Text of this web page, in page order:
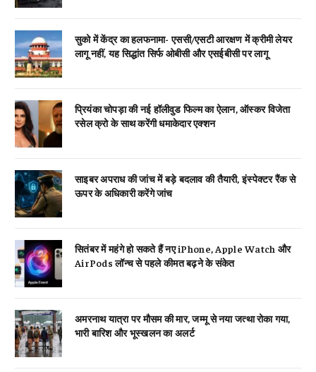
सुको में केंद्र का हलफनामा- एससी/एसटी आरक्षण में क्रीमी लेयर
लागू नहीं, यह सिद्धांत सिर्फ ओबीसी और एसईबीसी पर लागू
प्रियंका चोपड़ा की नई हॉलीवुड फिल्म का ऐलान, ऑस्कर विजेता
रसेल क्रो के साथ करेंगी धमाकेदार एक्शन
साइबर अपराध की जांच में बड़े बदलाव की तैयारी, इंस्पेक्टर रैंक से
ऊपर के अधिकारी करेंगे जांच
सितंबर में महंगे हो सकते हैं नए iPhone, Apple Watch और
AirPods लॉन्च से पहले कीमत बढ़ने के संकेत
अमरनाथ यात्रा पर मौसम की मार, जम्मू से नया जत्था रोका गया,
भारी बारिश और भूस्खलन का अलर्ट